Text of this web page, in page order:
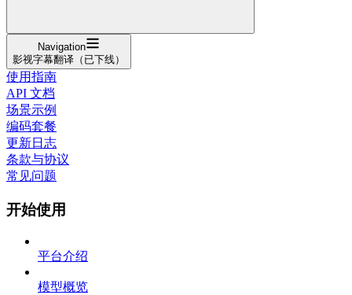
Navigation
影视字幕翻译（已下线）
使用指南
API 文档
场景示例
编码套餐
更新日志
条款与协议
常见问题
开始使用
平台介绍
模型概览